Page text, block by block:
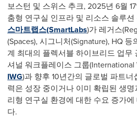
보스턴 및 스위스 추크, 2025년 6월
춤형 연구실 인프라 및 리소스 솔루
스마트랩스(SmartLabs)가 레거스
(Spaces), 시그니처(Signature), HQ
계 최대의 플렉서블 하이브리드 업무
셔널 워크플레이스 그룹(International
IWG)과 향후 10년간의 글로벌 파트
력은 성장 중이거나 이미 확립된 생
리형 연구실 환경에 대한 수요 증가
다.